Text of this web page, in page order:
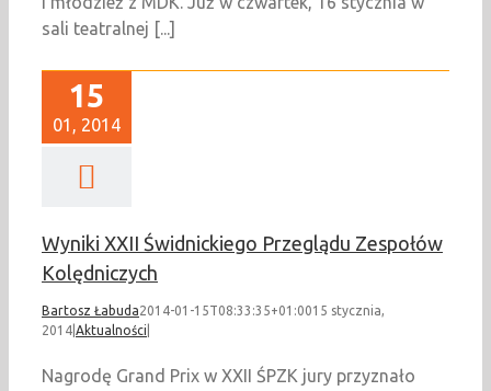
sali teatralnej [...]
15
01, 2014
Wyniki XXII Świdnickiego Przeglądu Zespołów
Kolędniczych
Bartosz Łabuda2014-01-15T08:33:35+01:0015 stycznia,
2014 Aktualności
Nagrodę Grand Prix w XXII ŚPZK jury przyznało